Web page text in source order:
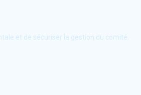
et de sécuriser la gestion du comité.